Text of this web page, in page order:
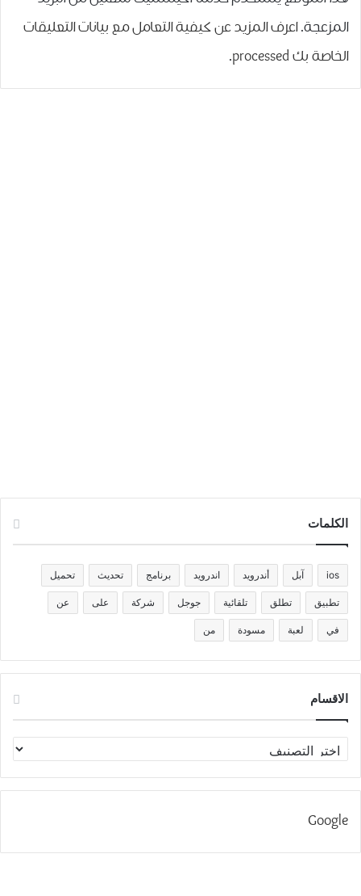
المزعجة.اعرف المزيد عن كيفية التعامل مع بيانات التعليقات
الخاصة بك processed
.
الكلمات
ios آبل أندرويد اندرويد برنامج تحديث تحميل
تطبيق تطلق تلقائية جوجل شركة على عن
في لعبة مسودة من
الاقسام
الاقسام
Google